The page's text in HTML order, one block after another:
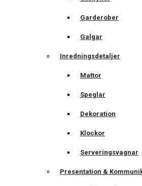
Garderober
Galgar
Inredningsdetaljer
Mattor
Speglar
Dekoration
Klockor
Serveringsvagnar
Presentation &